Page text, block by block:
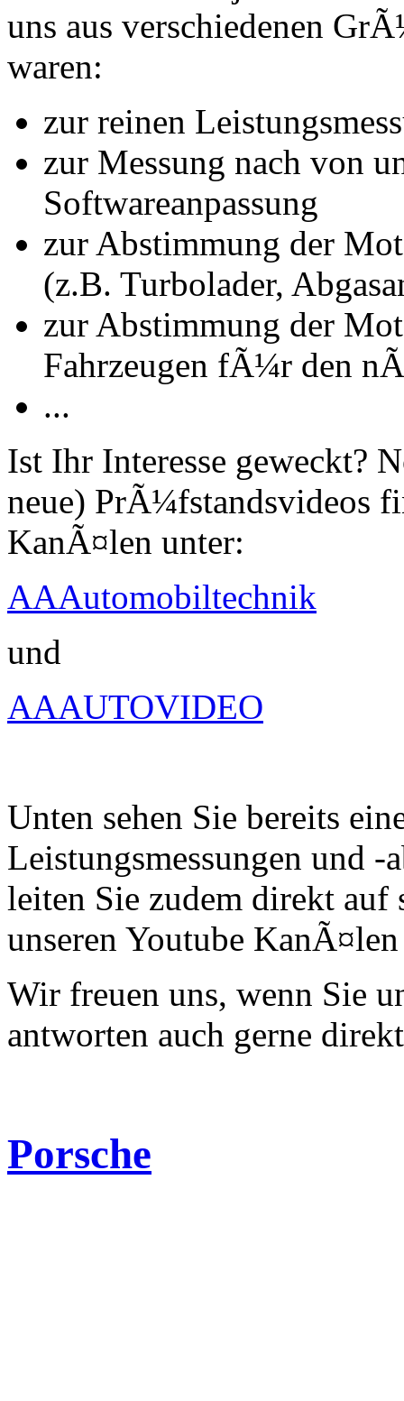
uns aus verschiedenen
waren:
zur reinen
zur Messung nach von
Softwareanpassung
zur Abstimmung der
(z.B. Turbolader,
zur Abstimmung der
Fahrzeugen fÃ¼r den
...
Ist Ihr Interesse geweckt?
neue) PrÃ¼fstandsvideos
KanÃ¤len unter:
AAAutomobiltechnik
und
AAAUTOVIDEO
Unten sehen Sie bereits
Leistungsmessungen und -
leiten Sie zudem direkt auf
unseren Youtube
Wir freuen uns, wenn Sie
antworten auch gerne
Porsche